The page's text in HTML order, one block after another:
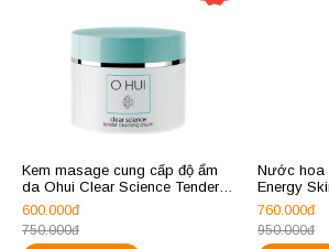
Kem masage cung cấp độ ẩm
da Ohui Clear Science Tender
Massage Cream
600.000đ
750.000đ
Nước hoa
Energy
Toner
760.000đ
950.000đ